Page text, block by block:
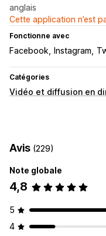
anglais
Cette application n’est
Fonctionne avec
Facebook Instagram
Catégories
Vidéo et diffusion en
Montage vidéo
Vidéos intégrées
Avis (229)
Note globale
4,8
5
4